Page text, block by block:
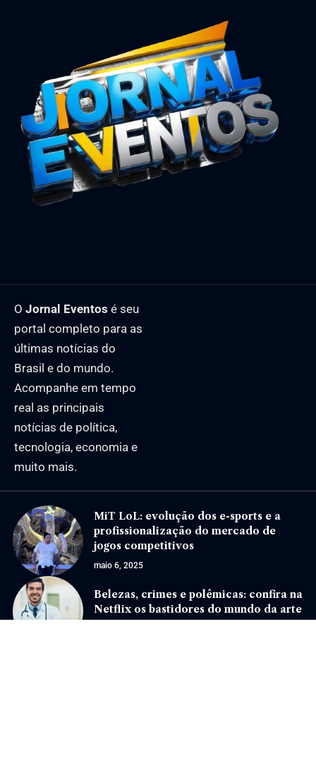
O Jornal Eventos é seu
portal completo para as
últimas notícias do
Brasil e do mundo.
Acompanhe em tempo
real as principais
notícias de política,
tecnologia, economia e
muito mais.
MiT LoL: evolução dos e-sports e a
profissionalização do mercado de
jogos competitivos
maio 6, 2025
Belezas, crimes e polêmicas: confira na
Netflix os bastidores do mundo da arte